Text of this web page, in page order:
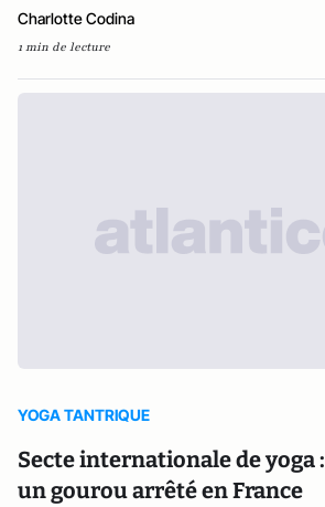
Charlotte Codina
1 min de lecture
YOGA TANTRIQUE
Secte internationale de yoga :
un gourou arrêté en France